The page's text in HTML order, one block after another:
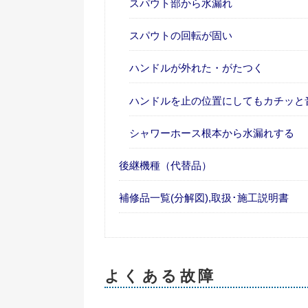
スパウト部から水漏れ
スパウトの回転が固い
ハンドルが外れた・がたつく
ハンドルを止の位置にしてもカチッと
シャワーホース根本から水漏れする
後継機種（代替品）
補修品一覧(分解図),取扱･施工説明書
よくある故障